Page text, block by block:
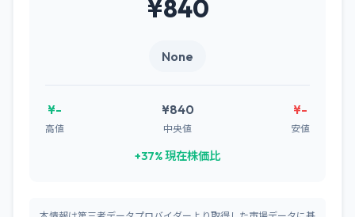
¥840
None
¥-
高値
¥840
中央値
¥-
安値
+37% 現在株価比